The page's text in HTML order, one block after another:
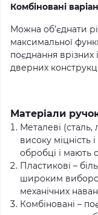
Комбіновані
Можна об’єднати
максимальної
поєднання врізних
дверних
Матеріали
Металеві (сталь,
високу міцність
обробці і мають
Пластикові –
широким
механічних
Комбіновані –